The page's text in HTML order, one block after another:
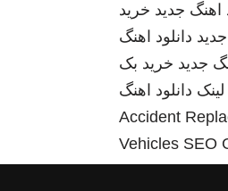
اهنگ جدید خرید
دانلود اهنگ
جدید خرید بک
دانلود اهنگ
Accident
Vehicles SEO